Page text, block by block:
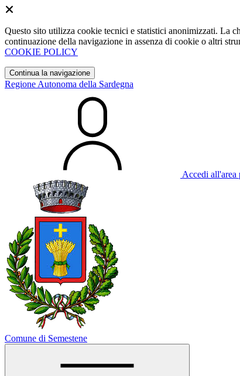
Questo sito utilizza cookie tecnici e statistici anonimizzati. La
continuazione della navigazione in assenza di cookie o altri
COOKIE POLICY
Continua la navigazione
Regione Autonoma della Sardegna
Accedi all'area
Comune di Semestene